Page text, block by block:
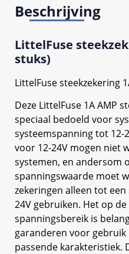
Beschrijving
LittelFuse
stuks)
LittelFuse steekzekering
Deze LittelFuse 1A AMP
speciaal bedoeld voor
systeemspanning tot 12-
voor 12-24V mogen niet
systemen, en andersom
spanningswaarde moet
zekeringen alleen tot
24V gebruiken. Het op
spanningsbereik is
garanderen voor
passende karakteristiek.